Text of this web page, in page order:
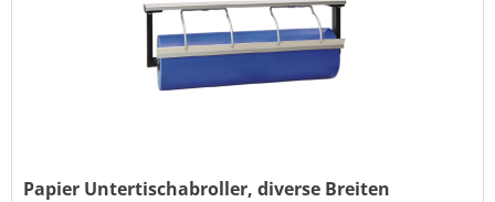
Papier Untertischabroller, diverse Breiten